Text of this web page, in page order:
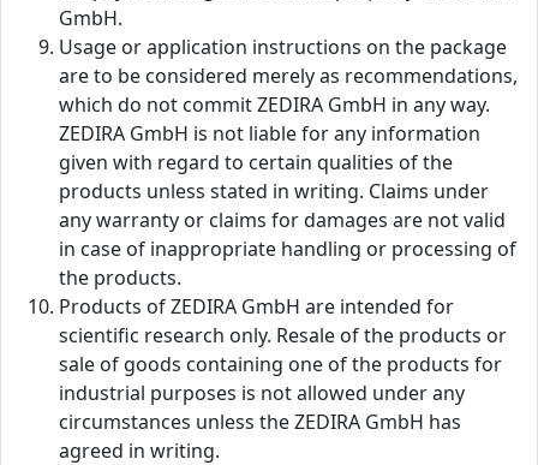
GmbH.
Usage or application instructions on the package
are to be considered merely as recommendations,
which do not commit ZEDIRA GmbH in any way.
ZEDIRA GmbH is not liable for any information
given with regard to certain qualities of the
products unless stated in writing. Claims under
any warranty or claims for damages are not valid
in case of inappropriate handling or processing of
the products.
Products of ZEDIRA GmbH are intended for
scientific research only. Resale of the products or
sale of goods containing one of the products for
industrial purposes is not allowed under any
circumstances unless the ZEDIRA GmbH has
agreed in writing.